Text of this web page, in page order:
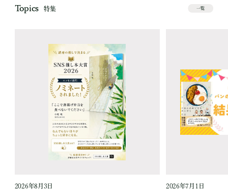
Topics 特集 一覧
2026年8月3日 2026年7月1日